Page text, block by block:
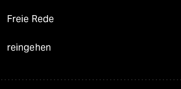
Freie Rede
reingehen